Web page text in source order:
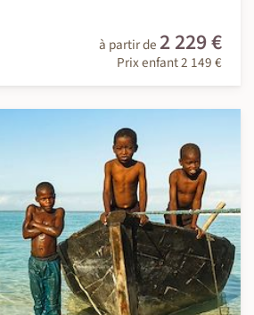
à partir de 2 229 €
Prix enfant 2 149 €